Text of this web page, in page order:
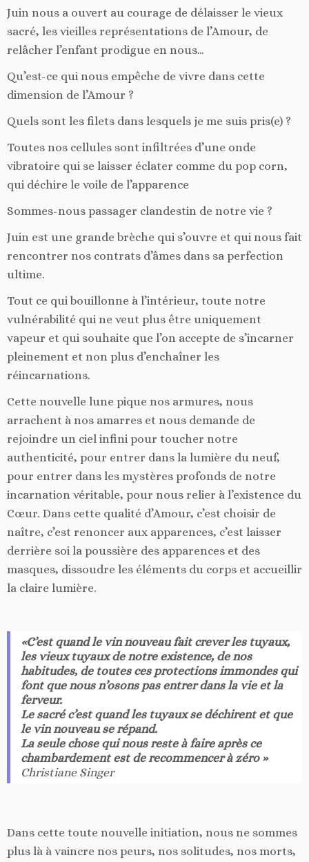
Juin nous a ouvert au courage de délaisser le vieux
sacré, les vieilles représentations de l’Amour, de
relâcher l’enfant prodigue en nous…
Qu’est-ce qui nous empêche de vivre dans cette
dimension de l’Amour ?
Quels sont les filets dans lesquels je me suis pris(e) ?
Toutes nos cellules sont infiltrées d’une onde
vibratoire qui se laisser éclater comme du pop corn,
qui déchire le voile de l’apparence
Sommes-nous passager clandestin de notre vie ?
Juin est une grande brèche qui s’ouvre et qui nous fait
rencontrer nos contrats d’âmes dans sa perfection
ultime.
Tout ce qui bouillonne à l’intérieur, toute notre
vulnérabilité qui ne veut plus être uniquement
vapeur et qui souhaite que l’on accepte de s’incarner
pleinement et non plus d’enchaîner les
réincarnations.
Cette nouvelle lune pique nos armures, nous
arrachent à nos amarres et nous demande de
rejoindre un ciel infini pour toucher notre
authenticité, pour entrer dans la lumière du neuf,
pour entrer dans les mystères profonds de notre
incarnation véritable, pour nous relier à l’existence du
Cœur. Dans cette qualité d’Amour, c’est choisir de
naître, c’est renoncer aux apparences, c’est laisser
derrière soi la poussière des apparences et des
masques, dissoudre les éléments du corps et accueillir
la claire lumière.
«C’est quand le vin nouveau fait crever les tuyaux,
les vieux tuyaux de notre existence, de nos
habitudes, de toutes ces protections immondes qui
font que nous n’osons pas entrer dans la vie et la
ferveur.
Le sacré c’est quand les tuyaux se déchirent et que
le vin nouveau se répand.
La seule chose qui nous reste à faire après ce
chambardement est de recommencer à zéro »
Christiane Singer
Dans cette toute nouvelle initiation, nous ne sommes
plus là à vaincre nos peurs, nos solitudes, nos morts,